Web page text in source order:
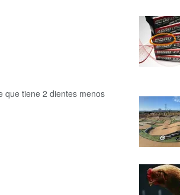
que tiene 2 dientes menos